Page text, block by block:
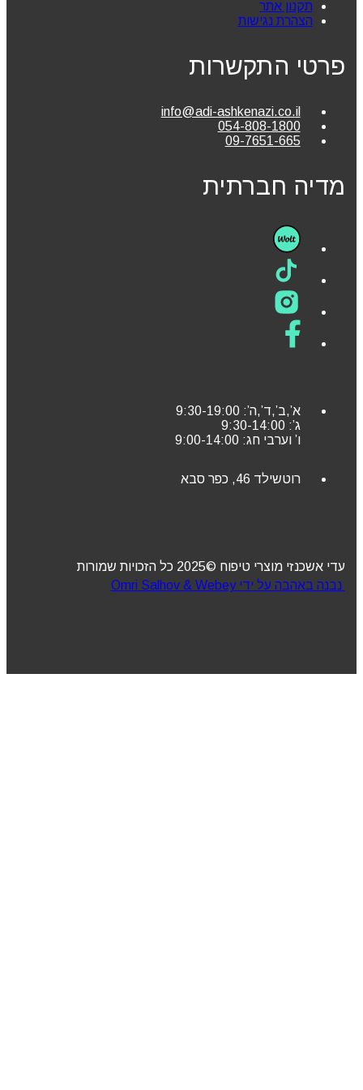
תקנון אתר
הצהרת נגישות
פרטי התקשרות
info@adi-ashkenazi.co.il
054-808-1800
09-7651-665
מדיה חברתית
א’,ב’,ד’,ה’: 9:30-19:00
ג’: 9:30-14:00
ו’ וערבי חג: 9:00-14:00
רוטשילד 46, כפר סבא
עדי אשכנזי מוצרי טיפוח ©2025 כל הזכויות שמורות
נבנה באהבה על ידי Omri Salhov & Webey